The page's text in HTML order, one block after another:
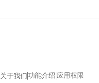
关于我们功能介绍 应用权限